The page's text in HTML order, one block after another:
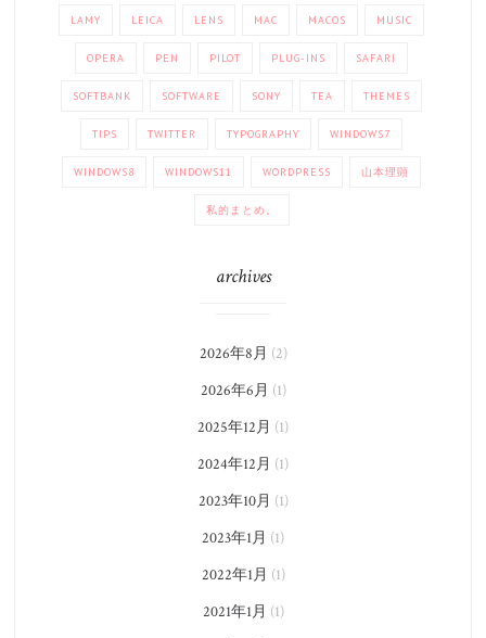
LAMY LEICA LENS MAC MACOS MUSIC
OPERA PEN PILOT PLUG-INS SAFARI
SOFTBANK SOFTWARE SONY TEA THEMES
TIPS TWITTER TYPOGRAPHY WINDOWS7
WINDOWS8 WINDOWS11 WORDPRESS 山本理顕
私的まとめ。
archives
2026年8月 (2)
2026年6月 (1)
2025年12月 (1)
2024年12月 (1)
2023年10月 (1)
2023年1月 (1)
2022年1月 (1)
2021年1月 (1)